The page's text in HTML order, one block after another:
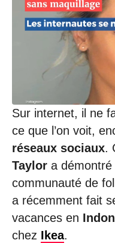
0
6
/
:
Sur internet, il ne
ce que l’on voit,
réseaux sociaux.
Taylor a
communauté de
a récemment fait
vacances en
chez Ikea.